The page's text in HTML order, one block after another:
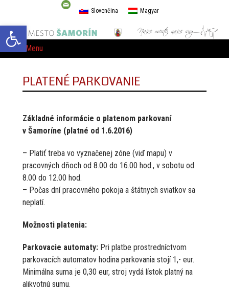
Open toolbar
Slovenčina Magyar
Menu
PLATENÉ PARKOVANIE
Základné informácie o platenom parkovaní
v Šamoríne (platné od 1.6.2016)
– Platiť treba vo vyznačenej zóne (viď mapu) v
pracovných dňoch od 8.00 do 16.00 hod., v sobotu od
8.00 do 12.00 hod.
– Počas dní pracovného pokoja a štátnych sviatkov sa
neplatí.
Možnosti platenia:
Parkovacie automaty: Pri platbe prostredníctvom
parkovacích automatov hodina parkovania stojí 1,- eur.
Minimálna suma je 0,30 eur, stroj vydá lístok platný na
alikvotnú sumu.